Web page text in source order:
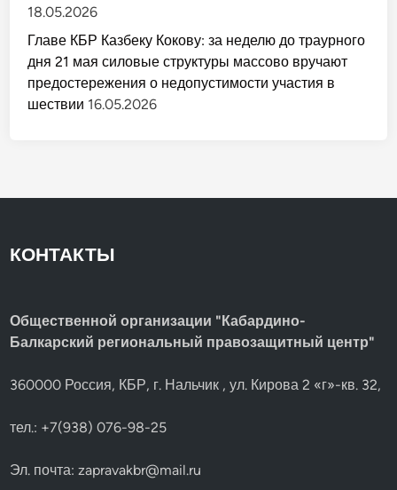
18.05.2026
Главе КБР Казбеку Кокову: за неделю до траурного
дня 21 мая силовые структуры массово вручают
предостережения о недопустимости участия в
шествии 16.05.2026
КОНТАКТЫ
Общественной организации "Кабардино-
Балкарский региональный правозащитный центр"
360000 Россия, КБР, г. Нальчик , ул. Кирова 2 «г»-кв. 32,
тел.: +7(938) 076-98-25
Эл. почта:zapravakbr@mail.ru